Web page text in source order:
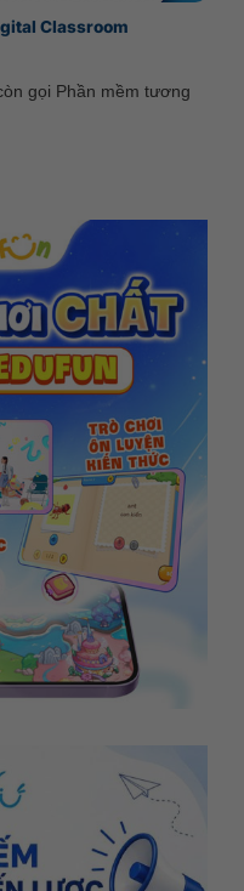
Classroom
gọi Phần mềm tương